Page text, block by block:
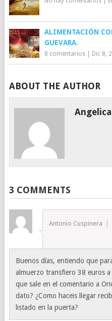
ALIMENTACIÓN
GUEVARA.
8 comentarios| Dic 8,
ABOUT THE AUTHOR
Angelica
3 COMMENTS
Antonio Cuspinera
Buenos días, entiendo que
almuerzo transfiero 38 euros
que sale en el comentario a
dato? ¿Como haceis llegar
listado en la puerta?